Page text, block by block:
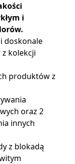
i
doskonale
kolekcji
produktów z
oraz 2
innych
z blokadą